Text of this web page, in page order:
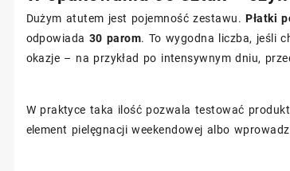
Dużym atutem jest pojemność zestawu.Płatki
odpowiada 30 parom. To wygodna liczba, jeśli
okazje – na przykład po intensywnym dniu,
W praktyce taka ilość pozwala testować
element pielęgnacji weekendowej albo